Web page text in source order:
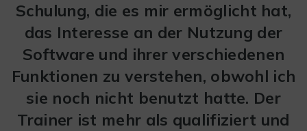
Schulung, die es mir ermöglicht hat,
das Interesse an der Nutzung der
Software und ihrer verschiedenen
Funktionen zu verstehen, obwohl ich
sie noch nicht benutzt hatte. Der
Trainer ist mehr als qualifiziert und
aber auch technisch, das die
Realisierung eines meiner neuen
beruflichen Ziele ermöglicht. Der
Trainer war sehr interessant und klar
in seinen Erklärungen.
zugänglich. Es ist möglich, sich
problemlos über die angetroffenen
Schwierigkeiten oder bei Fragen
auszutauschen. Das Tempo des
Trainings ist sehr gut (weder zu
langsam noch zu schnell). Die Person,